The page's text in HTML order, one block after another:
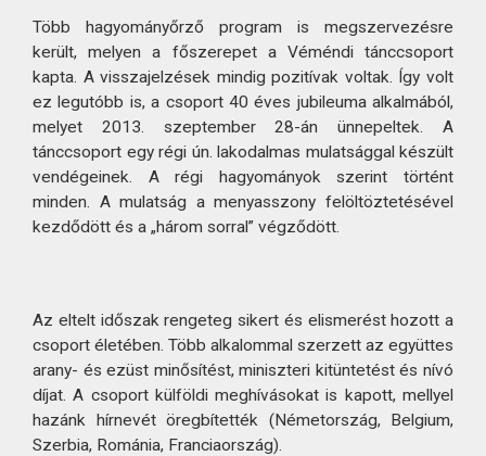
Több hagyományőrző program is megszervezésre
került, melyen a főszerepet a Véméndi tánccsoport
kapta. A visszajelzések mindig pozitívak voltak. Így volt
ez legutóbb is, a csoport 40 éves jubileuma alkalmából,
melyet 2013. szeptember 28-án ünnepeltek. A
tánccsoport egy régi ún. lakodalmas mulatsággal készült
vendégeinek. A régi hagyományok szerint történt
minden. A mulatság a menyasszony felöltöztetésével
kezdődött és a „három sorral” végződött.
Az eltelt időszak rengeteg sikert és elismerést hozott a
csoport életében. Több alkalommal szerzett az együttes
arany- és ezüst minősítést, miniszteri kitüntetést és nívó
díjat. A csoport külföldi meghívásokat is kapott, mellyel
hazánk hírnevét öregbítették (Németország, Belgium,
Szerbia, Románia, Franciaország).